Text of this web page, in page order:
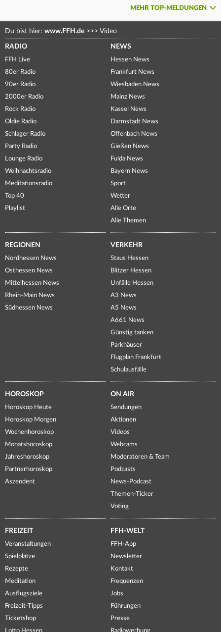
MEHR TOP-MELDUNGEN
Du bist hier: www.FFH.de >>> Video
RADIO
FFH Live
80er Radio
90er Radio
2000er Radio
Rock Radio
Oldie Radio
Schlager Radio
Party Radio
Lounge Radio
Weihnachtsradio
Meditationsradio
Top 40
Playlist
NEWS
Hessen News
Frankfurt News
Wiesbaden News
Mainz News
Kassel News
Darmstadt News
Offenbach News
Gießen News
Fulda News
Bayern News
Sport
Wetter
Alle Orte
Alle Themen
REGIONEN
Nordhessen News
Osthessen News
Mittelhessen News
Rhein-Main News
Südhessen News
VERKEHR
Staus Hessen
Blitzer Hessen
Unfälle Hessen
A3 News
A5 News
A661 News
Günstig tanken
Parkhäuser
Flugplan Frankfurt
Schulausfälle
HOROSKOP
Horoskop Heute
Horoskop Morgen
Wochenhoroskop
Monatshoroskop
Jahreshoroskop
Partnerhoroskop
Aszendent
ON AIR
Sendungen
Aktionen
Videos
Webcams
Moderatoren & Team
Podcasts
News-Podcast
Themen-Ticker
Voting
FREIZEIT
Veranstaltungen
Spielplätze
Rezepte
Meditation
Ausflugsziele
Freizeit-Tipps
Ticketshop
Lotto Hessen
FFH-WELT
FFH-App
Newsletter
Kontakt
Frequenzen
Jobs
Führungen
Presse
Radiowerbung